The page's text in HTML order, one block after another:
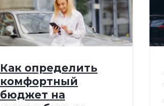
Как определить
комфортный
бюджет на